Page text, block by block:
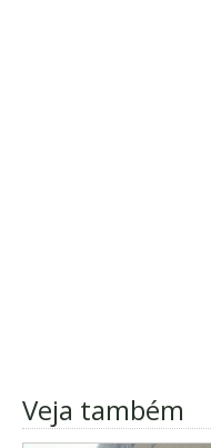
Veja também